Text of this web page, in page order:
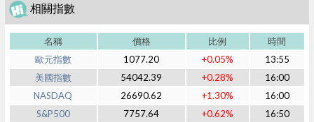
相關指數
名稱 價格 比例
時間
歐元指數
1077.20 +0.05%
13:55
美國指數
54042.39 +0.28%
16:00
NASDAQ
26690.62 +1.30%
16:00
S&P500
7757.64 +0.62%
16:50